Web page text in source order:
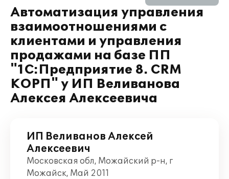
Автоматизация управления
взаимоотношениями с
клиентами и управления
продажами на базе ПП
"1С:Предприятие 8. CRM
КОРП" у ИП Веливанова
Алексея Алексеевича
ИП Веливанов Алексей
Алексеевич
Московская обл, Можайский р-н, г
Можайск, Май 2011